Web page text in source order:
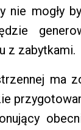
nie mogły
z zabytkami.
ma